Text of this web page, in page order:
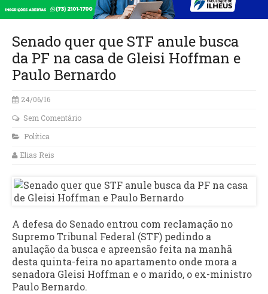
Senado quer que STF anule busca
da PF na casa de Gleisi Hoffman e
Paulo Bernardo
24/06/16
Sem Comentário
Política
Elias Reis
A defesa do Senado entrou com reclamação no
Supremo Tribunal Federal (STF) pedindo a
anulação da busca e apreensão feita na manhã
desta quinta-feira no apartamento onde mora a
senadora Gleisi Hoffman e o marido, o ex-ministro
Paulo Bernardo.